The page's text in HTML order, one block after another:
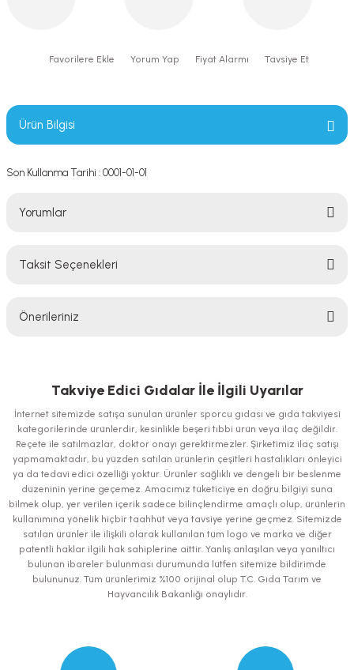
Yorum Yap Fiyat Alarmı Tavsiye Et
Ürün Bilgisi
Son Kullanma Tarihi : 0001-01-01
Yorumlar
Taksit Seçenekleri
Önerileriniz
iletebilirsiniz.
Görüş ve önerileriniz için teşekkür ederiz.
Ürün resmi kalitesiz, bozuk veya görüntülenemiyor.
Ürün açıklamasında eksik bilgiler bulunuyor.
Ürün bilgilerinde hatalar bulunuyor.
Ürün fiyatı diğer sitelerden daha pahalı.
Bu ürüne benzer farklı alternatifler olmalı.
Takviye Edici Gıdalar İle İlgili Uyarılar
İnternet sitemizde satışa sunulan ürünler sporcu gıdası ve gıda takviyesi
kategorilerinde ürünlerdir, kesinlikle beşeri tıbbi ürün veya ilaç değildir.
Reçete ile satılmazlar, doktor onayı gerektirmezler. Şirketimiz ilaç satışı
yapmamaktadır, bu yüzden satılan ürünlerin çeşitleri hastalıkları önleyici
ya da tedavi edici özelliği yoktur. Ürünler sağlıklı ve dengeli bir beslenme
düzeninin yerine geçemez. Amacımız tüketiciye en doğru bilgiyi suna
bilmek olup, yer verilen içerik sadece bilinçlendirme amaçlı olup, ürünlerin
kullanımına yönelik hiçbir taahhüt veya tavsiye yerine geçmez. Sitemizde
satılan ürünler ile ilişkili olarak kullanılan tüm logo ve marka ve diğer
patentli haklar ilgili hak sahiplerine aittir. Yanlış anlaşılan veya yanıltıcı
bulunan ibareler bulunması durumunda lütfen sitemize bildirimde
bulununuz. Tüm ürünlerimiz %100 orijinal olup T.C. Gıda Tarım ve
Hayvancılık Bakanlığı onaylıdır.